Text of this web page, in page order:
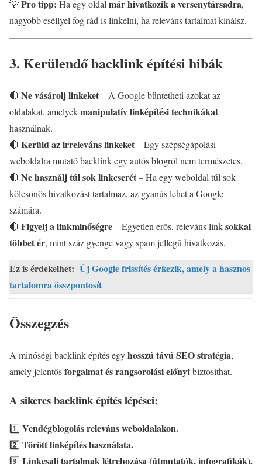
💡Pro tipp: Ha egy oldal már hivatkozik a versenytársadra,
nagyobb eséllyel fog rád is linkelni, ha releváns tartalmat kínálsz.
3. Kerülendő backlink építési hibák
🔴 Ne vásárolj linkeket– A Google büntetheti azokat az
oldalakat, amelyekmanipulatív linképítési technikákat
használnak.
🔴 Kerüld az irreleváns linkeket– Egy szépségápolási
weboldalra mutató backlink egy autós blogról nem természetes.
🔴 Ne használj túl sok linkcserét– Ha egy weboldal túl sok
kölcsönös hivatkozást tartalmaz, az gyanús lehet a Google
számára.
🔴 Figyelj a linkminőségre– Egyetlen erős, releváns linksokkal
többet ér, mint száz gyenge vagy spam jellegű hivatkozás.
Ez is érdekelhet: Új Google frissítés érkezik, amely a hasznos
tartalomra összpontosít
Összegzés
A minőségi backlink építés egyhosszú távú SEO stratégia,
amely jelentősforgalmat és rangsorolási előnytbiztosíthat.
A sikeres backlink építés lépései:
1️⃣ Vendégblogolás releváns weboldalakon.
2️⃣ Törött linképítés használata.
3️⃣ Linkcsali tartalmak létrehozása (útmutatók, infografikák).